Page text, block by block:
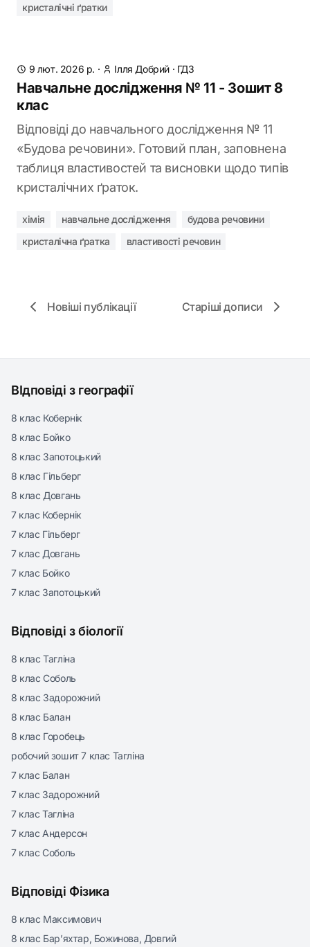
кристалічні ґратки
9 лют. 2026 р. · Ілля Добрий · ГДЗ
Навчальне дослідження № 11 - Зошит 8
клас
Відповіді до навчального дослідження № 11
«Будова речовини». Готовий план, заповнена
таблиця властивостей та висновки щодо типів
кристалічних ґраток.
хімія навчальне дослідження
будова речовини
кристалічна ґратка
властивості речовин
Новіші публікації Старіші дописи
ВІдповіді з географії
8 клас Кобернік
8 клас Бойко
8 клас Запотоцький
8 клас Гільберг
8 клас Довгань
7 клас Кобернік
7 клас Гільберг
7 клас Довгань
7 клас Бойко
7 клас Запотоцький
Відповіді з біології
8 клас Тагліна
8 клас Соболь
8 клас Задорожний
8 клас Балан
8 клас Горобець
робочий зошит 7 клас Тагліна
7 клас Балан
7 клас Задорожний
7 клас Тагліна
7 клас Андерсон
7 клас Соболь
Відповіді Фізика
8 клас Максимович
8 клас Бар’яхтар, Божинова, Довгий